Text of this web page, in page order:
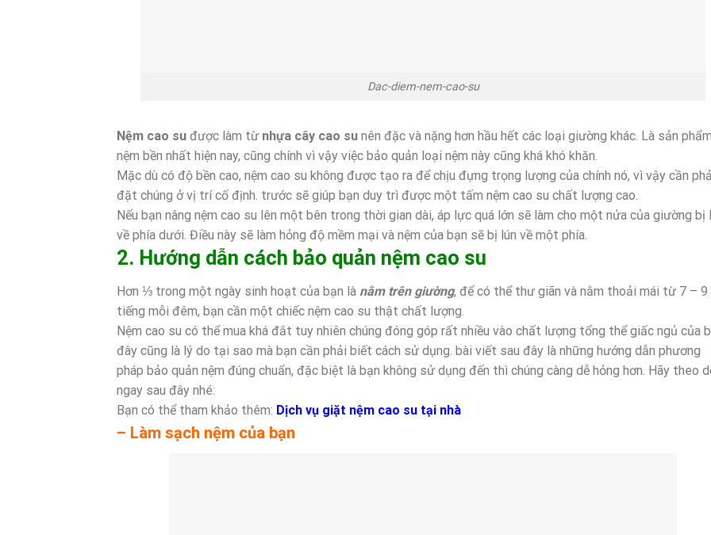
Dac-diem-nem-cao-su
Nệm cao su được làm từ nhựa cây cao su nên đặc và nặng hơn hầu hết các loại giường khác. Là sản phẩm
nệm bền nhất hiện nay, cũng chính vì vậy việc bảo quản loại nệm này cũng khá khó khăn.
Mặc dù có độ bền cao, nệm cao su không được tạo ra để chịu đựng trọng lượng của chính nó, vì vậy cần
đặt chúng ở vị trí cố định. trước sẽ giúp bạn duy trì được một tấm nệm cao su chất lượng cao.
Nếu bạn nâng nệm cao su lên một bên trong thời gian dài, áp lực quá lớn sẽ làm cho một nửa của giường bị
về phía dưới. Điều này sẽ làm hỏng độ mềm mại và nệm của bạn sẽ bị lún về một phía.
2. Hướng dẫn cách bảo quản nệm cao su
Hơn ⅓ trong một ngày sinh hoạt của bạn là nằm trên giường, để có thể thư giãn và nằm thoải mái từ 7 – 9
tiếng mỗi đêm, bạn cần một chiếc nệm cao su thật chất lượng.
Nệm cao su có thể mua khá đắt tuy nhiên chúng đóng góp rất nhiều vào chất lượng tổng thể giấc ngủ của
đây cũng là lý do tại sao mà bạn cần phải biết cách sử dụng. bài viết sau đây là những hướng dẫn phương
pháp bảo quản nệm đúng chuẩn, đặc biệt là bạn không sử dụng đến thì chúng càng dễ hỏng hơn. Hãy theo
ngay sau đây nhé:
Bạn có thể tham khảo thêm: Dịch vụ giặt nệm cao su tại nhà
– Làm sạch nệm của bạn